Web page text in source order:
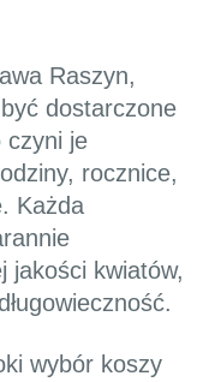
Raszyn,
dostarczone
czyni je
rocznice,
Każda
jakości kwiatów,
wybór koszy